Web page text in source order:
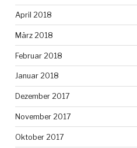
April 2018
März 2018
Februar 2018
Januar 2018
Dezember 2017
November 2017
Oktober 2017